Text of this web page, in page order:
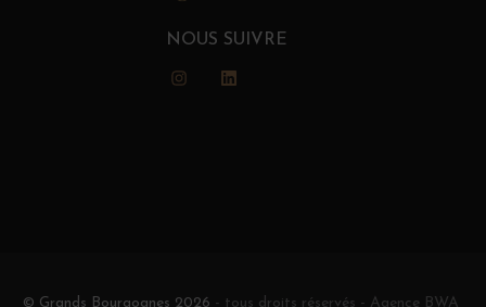
NOUS SUIVRE
Instagram
© Grands Bourgognes 2026 - tous droits réservés - Agence BWA